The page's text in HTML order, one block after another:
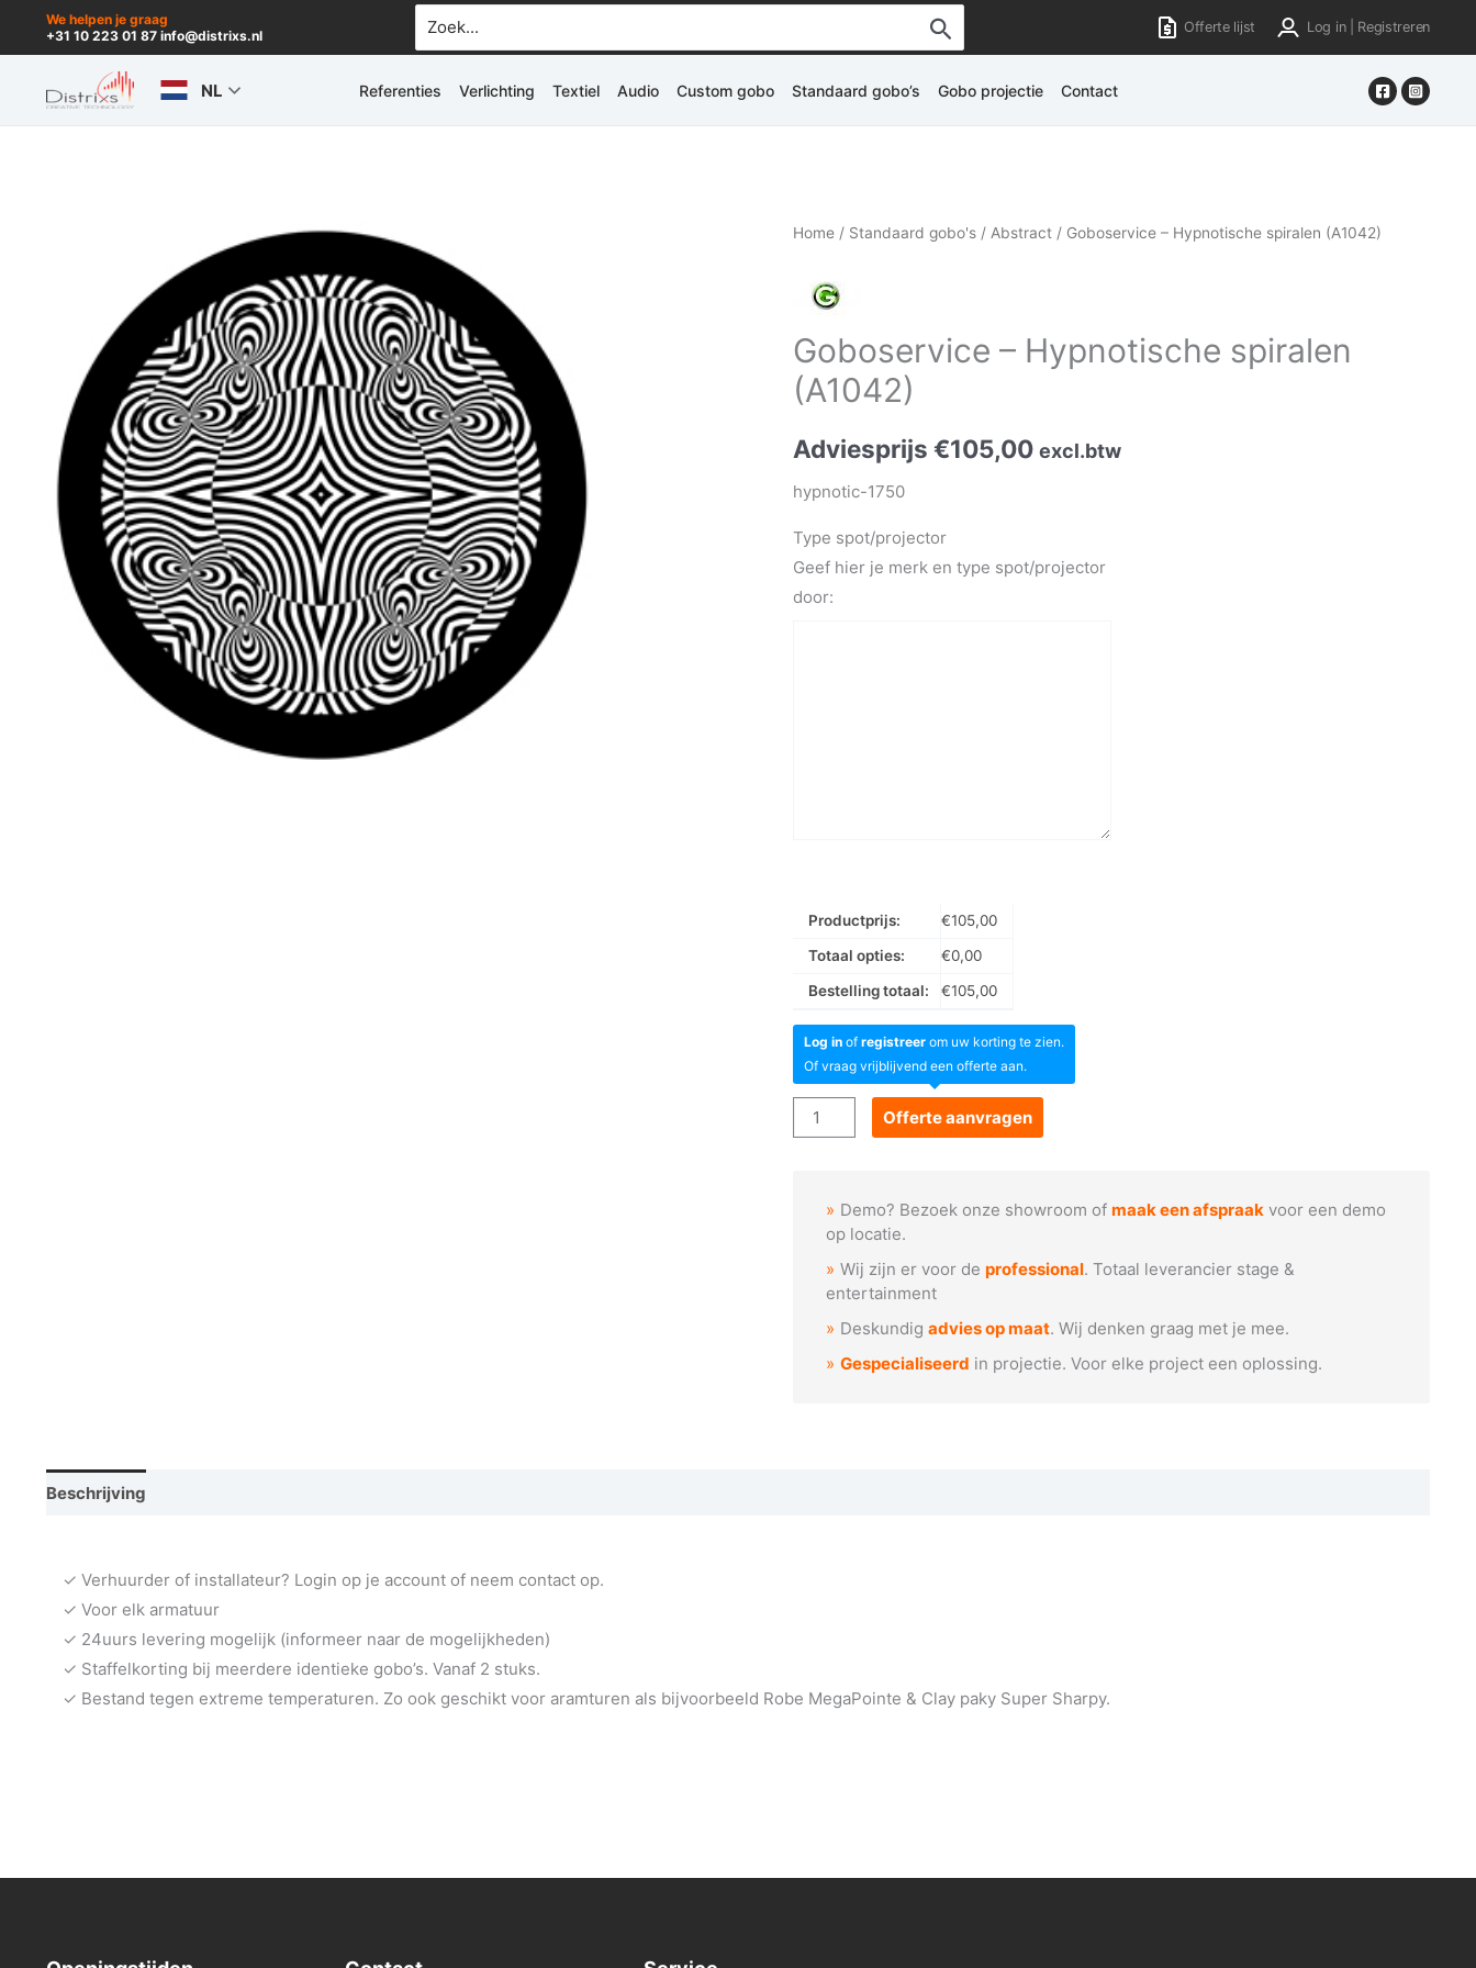
inhoud
We helpen je graag
+31 10 223 01 87 info@distrixs.nl
Zoek
naar:
Offerte lijst Log in | Registreren
NL Referenties Verlichting Textiel Audio Custom gobo Standaard gobo’s Gobo projectie Contact
Home / Standaard gobo's / Abstract / Goboservice – Hypnotische spiralen (A1042)
Goboservice – Hypnotische spiralen
(A1042)
Adviesprijs€105,00 excl.btw
hypnotic-1750
Type spot/projector
Geef hier je merk en type spot/projector
door:
Productprijs: €105,00
Totaal opties:
€0,00
Bestelling totaal:
€105,00
Log in ofregistreer om uw korting te zien.
Of vraag vrijblijvend een offerte aan.
Goboservice
-
spiralen
(A1042)
Offerte aanvragen
Demo? Bezoek onze showroom ofmaak een afspraak voor een demo
op locatie.
Wij zijn er voor deprofessional. Totaal leverancier stage &
entertainment
Deskundigadvies op maat. Wij denken graag met je mee.
Gespecialiseerd in projectie. Voor elke project een oplossing.
Beschrijving
✓ Verhuurder of installateur? Login op je account of neem contact op.
✓ Voor elk armatuur
✓ 24uurs levering mogelijk (informeer naar de mogelijkheden)
✓ Staffelkorting bij meerdere identieke gobo’s. Vanaf 2 stuks.
✓ Bestand tegen extreme temperaturen. Zo ook geschikt voor aramturen als bijvoorbeeld Robe MegaPointe & Clay paky Super Sharpy.